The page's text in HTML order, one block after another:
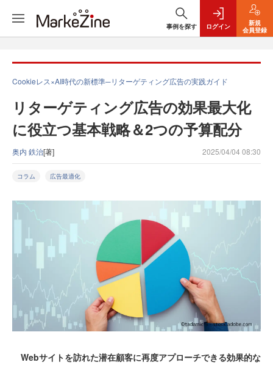
事例を探す ログイン
新規
会員登録
Cookieレス×AI時代の新標準─リターゲティング広告の実践ガイド
リターゲティング広告の効果最大化
に役立つ基本戦略＆2つの予算配分
奥内 鉄治[著] 2025/04/04 08:30
コラム 広告最適化
Webサイトを訪れた潜在顧客に再度アプローチできる効果的な